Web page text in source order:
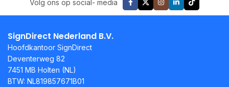
Volg ons op social- media
SignDirect Nederland B.V.
Hoofdkantoor SignDirect
Deventerweg 82
7451 MB Holten (NL)
BTW: NL819857671B01